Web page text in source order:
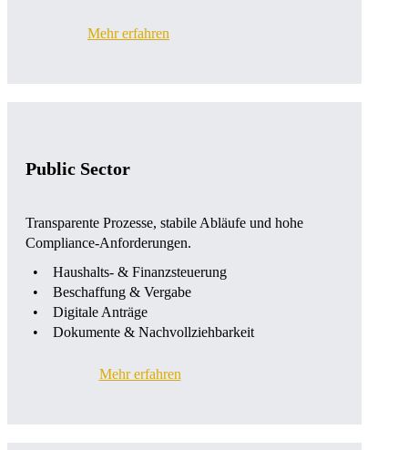
Mehr erfahren
Public Sector
Transparente Prozesse, stabile Abläufe und hohe
Compliance-Anforderungen.
Haushalts- & Finanzsteuerung
Beschaffung & Vergabe
Digitale Anträge
Dokumente & Nachvollziehbarkeit
Mehr erfahren